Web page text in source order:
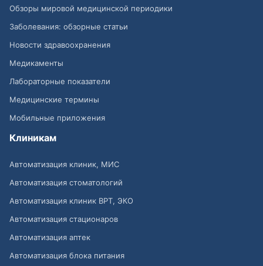
Обзоры мировой медицинской периодики
Заболевания: обзорные статьи
Новости здравоохранения
Медикаменты
Лабораторные показатели
Медицинские термины
Мобильные приложения
Клиникам
Автоматизация клиник, МИС
Автоматизация стоматологий
Автоматизация клиник ВРТ, ЭКО
Автоматизация стационаров
Автоматизация аптек
Автоматизация блока питания